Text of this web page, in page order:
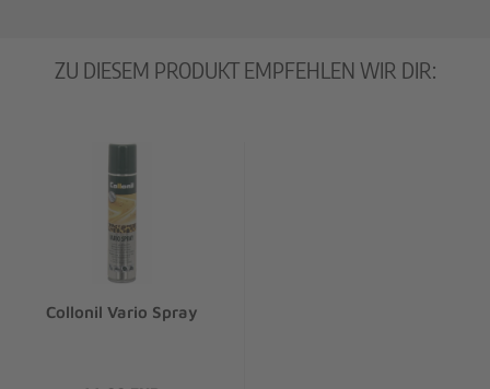
ZU DIESEM PRODUKT EMPFEHLEN WIR DIR:
Collonil Vario Spray